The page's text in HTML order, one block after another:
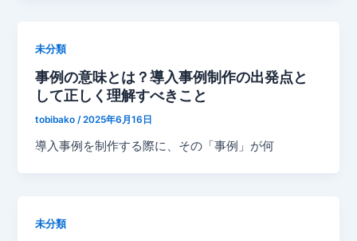
未分類
事例の意味とは？導入事例制作の出発点と
して正しく理解すべきこと
tobibako/2025年6月16日
導入事例を制作する際に、その「事例」が何
未分類